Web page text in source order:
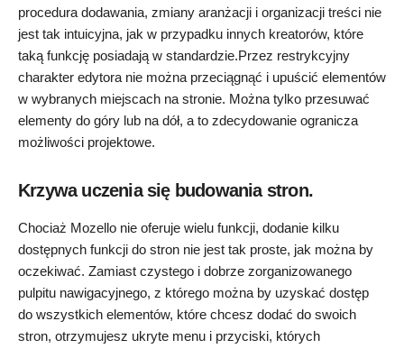
procedura dodawania, zmiany aranżacji i organizacji treści nie
jest tak intuicyjna, jak w przypadku innych kreatorów, które
taką funkcję posiadają w standardzie.Przez restrykcyjny
charakter edytora nie można przeciągnąć i upuścić elementów
w wybranych miejscach na stronie. Można tylko przesuwać
elementy do góry lub na dół, a to zdecydowanie ogranicza
możliwości projektowe.
Krzywa uczenia się budowania stron.
Chociaż Mozello nie oferuje wielu funkcji, dodanie kilku
dostępnych funkcji do stron nie jest tak proste, jak można by
oczekiwać. Zamiast czystego i dobrze zorganizowanego
pulpitu nawigacyjnego, z którego można by uzyskać dostęp
do wszystkich elementów, które chcesz dodać do swoich
stron, otrzymujesz ukryte menu i przyciski, których